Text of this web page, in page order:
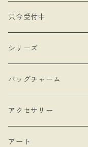
只今受付中
・受注制作
・抽選販売
シリーズ
- 馬
・bracket No.
- リボン
- モロッカンチャーム
バッグチャーム
- ロゼットタイプ
- ネックレスタイプ
アクセサリー
- ブローチ
アート